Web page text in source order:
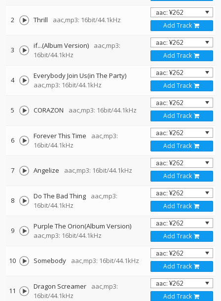
2 Thrill aac,mp3: 16bit/44.1kHz
Add Track
3 if...(Album Version)
aac,mp3:
16bit/44.1kHz
Add Track
4
Everybody Join Us(in The Party)
aac,mp3: 16bit/44.1kHz
Add Track
5 CORAZON aac,mp3: 16bit/44.1kHz
Add Track
6 Forever This Time
aac,mp3:
16bit/44.1kHz
Add Track
7 Angelize aac,mp3: 16bit/44.1kHz
Add Track
8 Do The Bad Thing
aac,mp3:
16bit/44.1kHz
Add Track
9
Purple The Orion(Album Version)
aac,mp3: 16bit/44.1kHz
Add Track
10 Somebody aac,mp3: 16bit/44.1kHz
Add Track
11 Dragon Screamer
aac,mp3:
16bit/44.1kHz
Add Track